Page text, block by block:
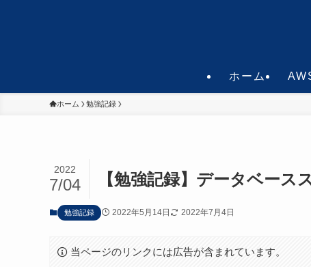
ホーム
ホーム 勉強記録
【勉強記録】データベー
2022
7/04
勉強記録 2022年5月14日 2022年7月4日
当ページのリンクには広告が含まれています。